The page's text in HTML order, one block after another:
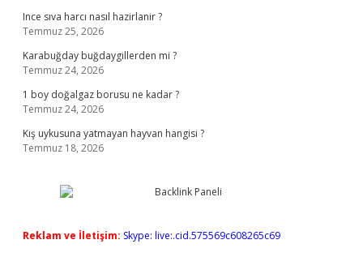
Ince sıva harcı nasıl hazirlanir ?
Temmuz 25, 2026
Karabuğday buğdaygillerden mi ?
Temmuz 24, 2026
1 boy doğalgaz borusu ne kadar ?
Temmuz 24, 2026
Kış uykusuna yatmayan hayvan hangisi ?
Temmuz 18, 2026
Reklam ve İletişim: Skype: live:.cid.575569c608265c69